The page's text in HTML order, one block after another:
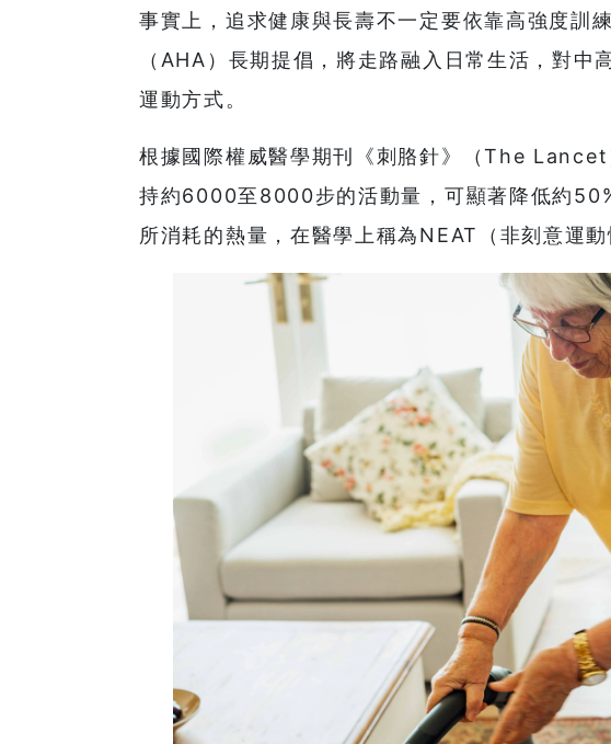
事實上，追求健康與長壽不一定要依靠高強度訓
（AHA）長期提倡，將走路融入日常生活，對中
運動方式。
根據國際權威醫學期刊《刺胳針》（The
持約6000至8000步的活動量，可顯著降低約
所消耗的熱量，在醫學上稱為NEAT（非刻意運動